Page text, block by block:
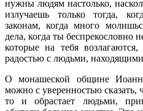
нужны людям настолько,
излучаешь только тогда,
законам, когда много
дела, когда ты
которые на тебя
радостью с людьми,
О монашеской общине
можно с уверенностью сказать,
то и обрастает людьми,